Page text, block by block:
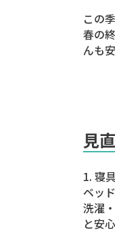
この
春の
んも
見
1. 寝
ベッ
洗濯
と安